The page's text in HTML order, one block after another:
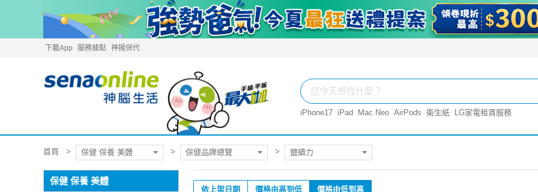
下載App 服務據點 神揚保代
iPhone17 iPad Mac Neo AirPods 衛生紙 LG家電租賃服務
首頁 保健 保養 美體 保健品牌總覽 鹽續力
保健 保養 美體
依上架日期 價格由高到低 價格由低到高